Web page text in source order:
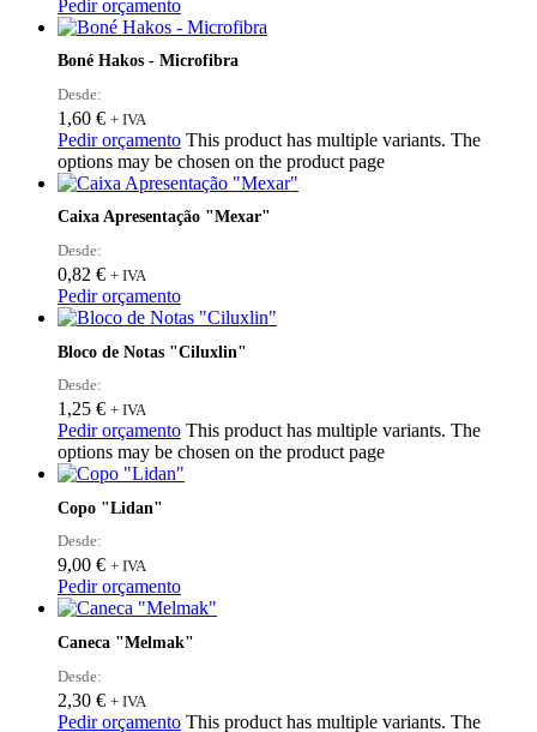
Pedir orçamento
Boné Hakos - Microfibra
Desde:
1,60 € + IVA
Pedir orçamento This product has multiple variants. The
options may be chosen on the product page
Caixa Apresentação "Mexar"
Desde:
0,82 € + IVA
Pedir orçamento
Bloco de Notas "Ciluxlin"
Desde:
1,25 € + IVA
Pedir orçamento This product has multiple variants. The
options may be chosen on the product page
Copo "Lidan"
Desde:
9,00 € + IVA
Pedir orçamento
Caneca "Melmak"
Desde:
2,30 € + IVA
Pedir orçamento This product has multiple variants. The